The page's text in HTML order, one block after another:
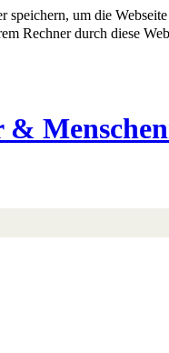
speichern, um die
Rechner durch diese